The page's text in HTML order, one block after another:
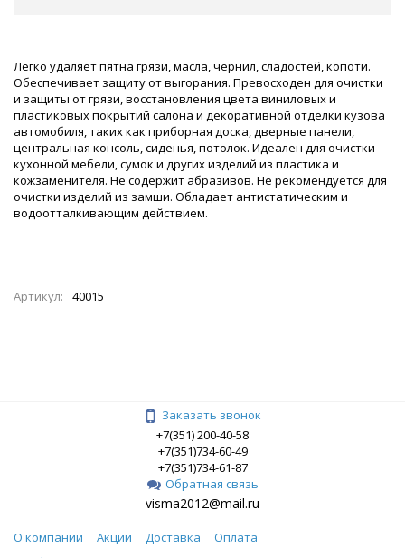
Легко удаляет пятна грязи, масла, чернил, сладостей, копоти.
Обеспечивает защиту от выгорания. Превосходен для очистки
и защиты от грязи, восстановления цвета виниловых и
пластиковых покрытий салона и декоративной отделки кузова
автомобиля, таких как приборная доска, дверные панели,
центральная консоль, сиденья, потолок. Идеален для очистки
кухонной мебели, сумок и других изделий из пластика и
кожзаменителя. Не содержит абразивов. Не рекомендуется для
очистки изделий из замши. Обладает антистатическим и
водоотталкивающим действием.
Артикул: 40015
Заказать звонок
+7(351) 200-40-58
+7(351)734-60-49
+7(351)734-61-87
Обратная связь
visma2012@mail.ru
О компании Акции Доставка
Оплата